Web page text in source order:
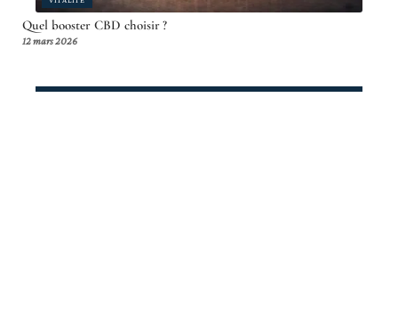
Quel booster CBD choisir ?
12 mars 2026